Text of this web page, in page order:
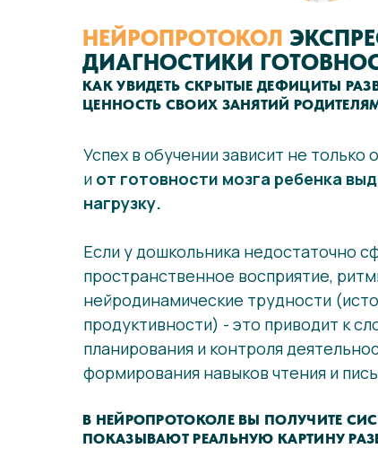
НЕЙРОПРОТОКОЛ
ДИАГНОСТИКИ
Успех в обучении зависит не только
и от готовности мозга ребенка
нагрузку.
Если у дошкольника недостаточно
пространственное восприятие,
нейродинамические трудности
продуктивности) - это приводит к
планирования и контроля
формирования навыков чтения и
В НЕЙРОПРОТОКОЛЕ ВЫ ПОЛУЧИТЕ
ПОКАЗЫВАЮТ РЕАЛЬНУЮ КАРТИНУ
КАК УВИДЕТЬ СКРЫТЫЕ ДЕФИЦИТЫ
ЦЕННОСТЬ СВОИХ ЗАНЯТИЙ